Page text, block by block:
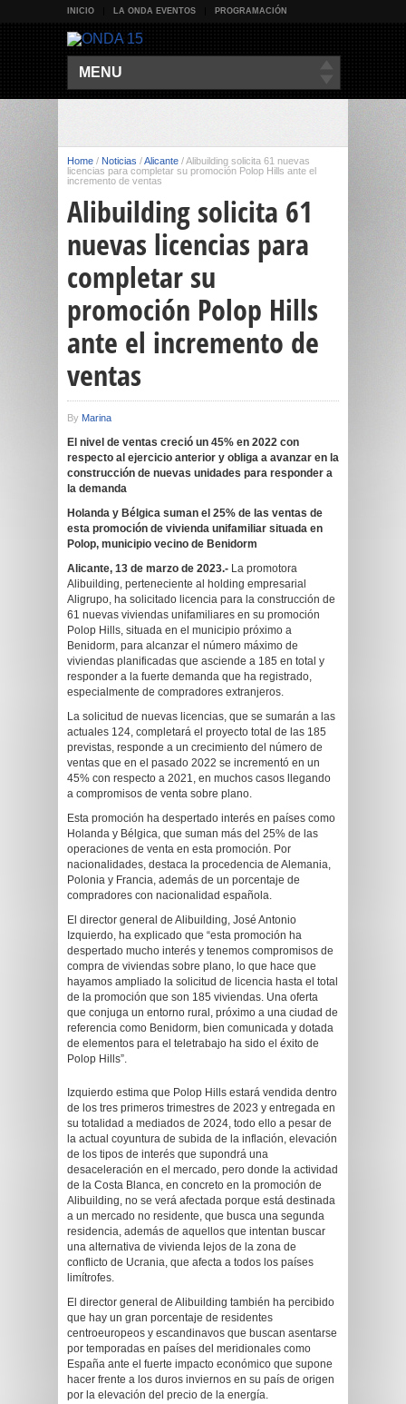
INICIO LA ONDA EVENTOS PROGRAMACIÓN
MENU
Home / Noticias /Alicante /Alibuilding solicita 61 nuevas
licencias para completar su promoción Polop Hills ante el
incremento de ventas
Alibuilding solicita 61
nuevas licencias para
completar su
promoción Polop Hills
ante el incremento de
ventas
By Marina
El nivel de ventas creció un 45% en 2022 con
respecto al ejercicio anterior y obliga a avanzar en la
construcción de nuevas unidades para responder a
la demanda
Holanda y Bélgica suman el 25% de las ventas de
esta promoción de vivienda unifamiliar situada en
Polop, municipio vecino de Benidorm
Alicante, 13 de marzo de 2023.- La promotora
Alibuilding, perteneciente al holding empresarial
Aligrupo, ha solicitado licencia para la construcción de
61 nuevas viviendas unifamiliares en su promoción
Polop Hills, situada en el municipio próximo a
Benidorm, para alcanzar el número máximo de
viviendas planificadas que asciende a 185 en total y
responder a la fuerte demanda que ha registrado,
especialmente de compradores extranjeros.
La solicitud de nuevas licencias, que se sumarán a las
actuales 124, completará el proyecto total de las 185
previstas, responde a un crecimiento del número de
ventas que en el pasado 2022 se incrementó en un
45% con respecto a 2021, en muchos casos llegando
a compromisos de venta sobre plano.
Esta promoción ha despertado interés en países como
Holanda y Bélgica, que suman más del 25% de las
operaciones de venta en esta promoción. Por
nacionalidades, destaca la procedencia de Alemania,
Polonia y Francia, además de un porcentaje de
compradores con nacionalidad española.
El director general de Alibuilding, José Antonio
Izquierdo, ha explicado que “esta promoción ha
despertado mucho interés y tenemos compromisos de
compra de viviendas sobre plano, lo que hace que
hayamos ampliado la solicitud de licencia hasta el total
de la promoción que son 185 viviendas. Una oferta
que conjuga un entorno rural, próximo a una ciudad de
referencia como Benidorm, bien comunicada y dotada
de elementos para el teletrabajo ha sido el éxito de
Polop Hills”.
Izquierdo estima que Polop Hills estará vendida dentro
de los tres primeros trimestres de 2023 y entregada en
su totalidad a mediados de 2024, todo ello a pesar de
la actual coyuntura de subida de la inflación, elevación
de los tipos de interés que supondrá una
desaceleración en el mercado, pero donde la actividad
de la Costa Blanca, en concreto en la promoción de
Alibuilding, no se verá afectada porque está destinada
a un mercado no residente, que busca una segunda
residencia, además de aquellos que intentan buscar
una alternativa de vivienda lejos de la zona de
conflicto de Ucrania, que afecta a todos los países
limítrofes.
El director general de Alibuilding también ha percibido
que hay un gran porcentaje de residentes
centroeuropeos y escandinavos que buscan asentarse
por temporadas en países del meridionales como
España ante el fuerte impacto económico que supone
hacer frente a los duros inviernos en su país de origen
por la elevación del precio de la energía.